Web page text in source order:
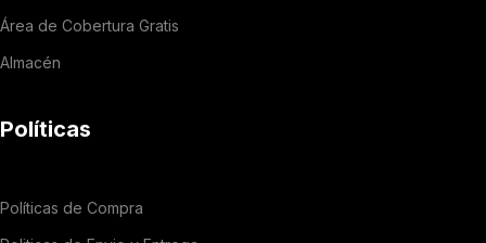
Área de Cobertura Gratis
Almacén
Políticas
Políticas de Compra